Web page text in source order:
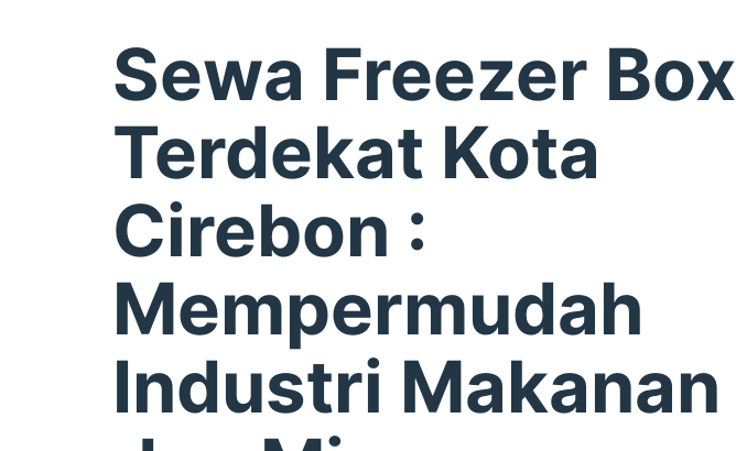
Sewa Freezer Box
Terdekat Kota
Cirebon :
Mempermudah
Industri Makanan